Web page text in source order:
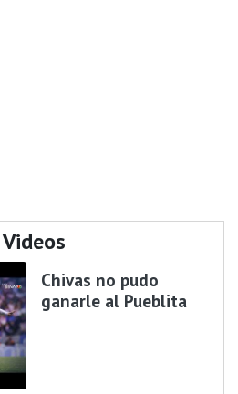
Videos
Chivas no pudo
ganarle al Pueblita